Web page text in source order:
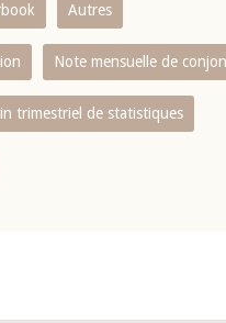
Autres
Note mensuelle de
trimestriel de statistiques